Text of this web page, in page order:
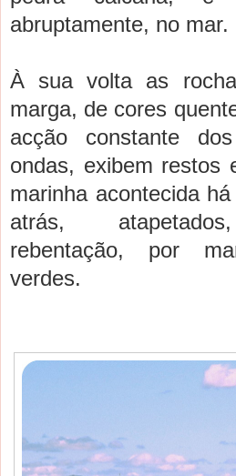
abruptamente, no mar.
À sua volta as
marga, de cores
acção constante
ondas, exibem restos
marinha acontecida
atrás,
rebentação, por
verdes.